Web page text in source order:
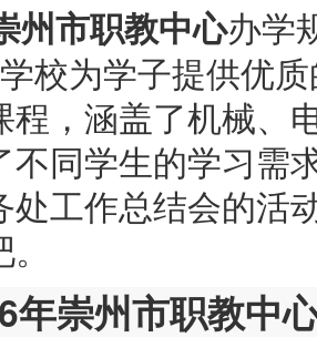
州市职教中心办学
校为学子提供优
程，涵盖了机械、
不同学生的学习需
处工作总结会的活
年崇州市职教中